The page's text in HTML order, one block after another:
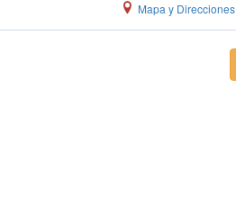
Mapa y Direcciones